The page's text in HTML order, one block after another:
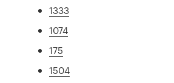
1333
1074
175
1504